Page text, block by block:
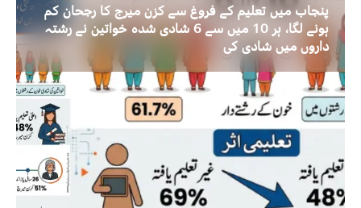
پنجاب میں تعلیم کے فروغ سے کزن میرج کا رجحان کم
ہونے لگا، ہر 10 میں سے 6 شادی شدہ خواتین نے رشتہ
داروں میں شادی کی